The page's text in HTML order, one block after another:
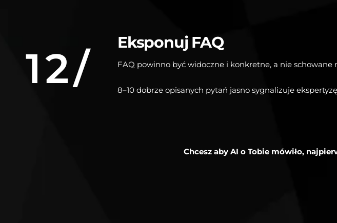
12/
Eksponuj FAQ
FAQ powinno być widoczne i konkretne, a nie schowane
8–10 dobrze opisanych pytań jasno sygnalizuje
Chcesz aby AI o Tobie mówiło,